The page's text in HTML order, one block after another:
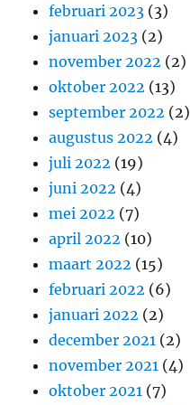
februari 2023 (3)
januari 2023 (2)
november 2022 (2)
oktober 2022 (13)
september 2022 (2)
augustus 2022 (4)
juli 2022 (19)
juni 2022 (4)
mei 2022 (7)
april 2022 (10)
maart 2022 (15)
februari 2022 (6)
januari 2022 (2)
december 2021 (2)
november 2021 (4)
oktober 2021 (7)